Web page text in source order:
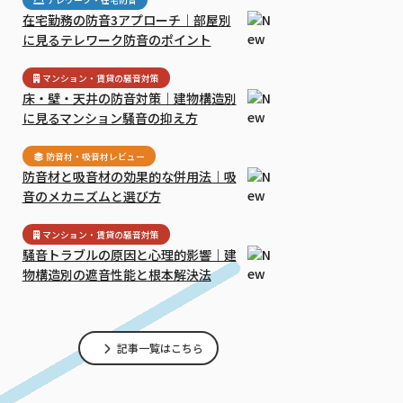
在宅勤務の防音3アプローチ｜部屋別
に見るテレワーク防音のポイント
マンション・賃貸の騒音対策
床・壁・天井の防音対策｜建物構造別
に見るマンション騒音の抑え方
防音材・吸音材レビュー
防音材と吸音材の効果的な併用法｜吸
音のメカニズムと選び方
マンション・賃貸の騒音対策
騒音トラブルの原因と心理的影響｜建
物構造別の遮音性能と根本解決法
記事一覧はこちら